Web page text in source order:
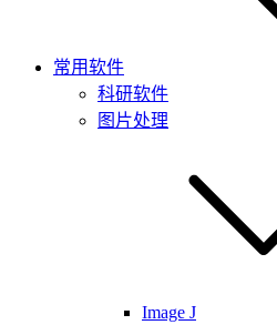
常用软件
科研软件
图片处理
Image J